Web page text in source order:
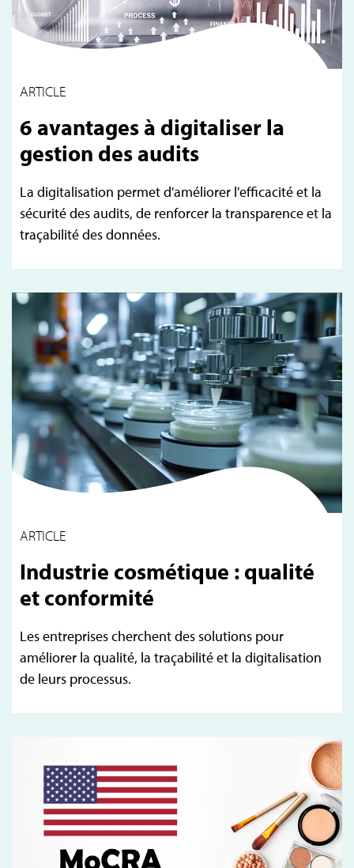
ARTICLE
6 avantages à digitaliser la
gestion des audits
La digitalisation permet d'améliorer l'efficacité et la
sécurité des audits, de renforcer la transparence et la
traçabilité des données.
ARTICLE
Industrie cosmétique : qualité
et conformité
Les entreprises cherchent des solutions pour
améliorer la qualité, la traçabilité et la digitalisation
de leurs processus.